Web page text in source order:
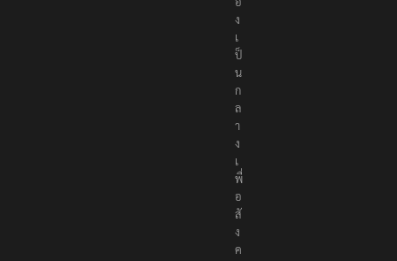
ก
ต้
อ
ง
เ
ป็
น
ก
ล
า
ง
เ
พื่
อ
สั